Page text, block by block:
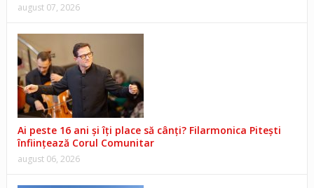
august 07, 2026
Ai peste 16 ani și îți place să cânți? Filarmonica Pitești
înființează Corul Comunitar
august 06, 2026